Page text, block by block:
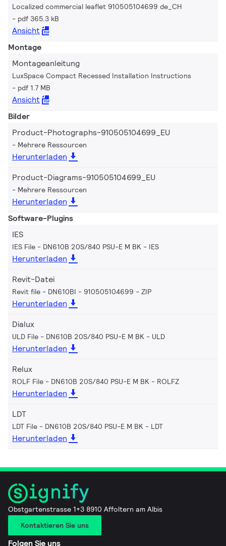
Localized commercial leaflet 910505104699 de_CH
pdf 365.3 kB
Ansicht
Montage
Montageanleitung
LuxSpace Compact Recessed Installation Instructions
pdf 1.7 MB
Ansicht
Bilder
Product-Photographs-910505104699_EU
Mehrere Ressourcen
Herunterladen
Product-Diagrams-910505104699_EU
Mehrere Ressourcen
Herunterladen
Software-Plugins
IES
IES File - DN610B 20S/840 PSU-E M BK IES
Herunterladen
Revit-Datei
Revit file - DN610BI - 910505104699 ZIP
Herunterladen
Dialux
ULD File - DN610B 20S/840 PSU-E M BK ULD
Herunterladen
Relux
ROLF File - DN610B 20S/840 PSU-E M BK ROLFZ
Herunterladen
LDT
LDT File - DN610B 20S/840 PSU-E M BK LDT
Herunterladen
Obstgartenstrasse 1+3 8910 Affoltern am Albis
Kontaktieren Sie uns
Folgen Sie uns